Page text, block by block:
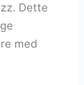
Dette
med